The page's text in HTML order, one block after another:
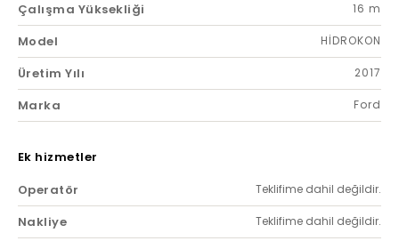
Çalışma Yüksekliği 16 m
Model HİDROKON
Üretim Yılı 2017
Marka Ford
Ek hizmetler
Operatör
Teklifime dahil değildir.
Nakliye Teklifime dahil değildir.